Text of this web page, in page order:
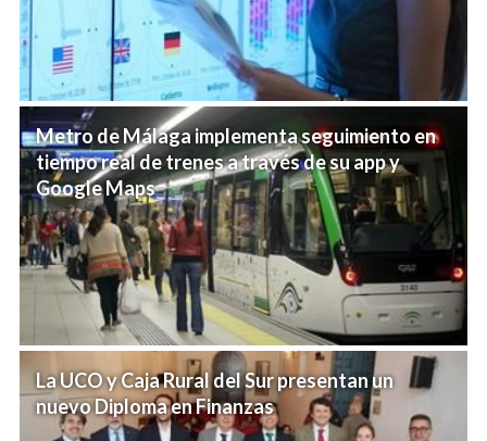
Metro de Málaga implementa seguimiento en
tiempo real de trenes a través de su app y
Google Maps
La UCO y Caja Rural del Sur presentan un
nuevo Diploma en Finanzas